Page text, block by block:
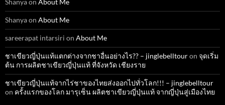
Shanyaon About Me
Shanyaon About Me
sareerapat intarsiri on About Me
ชาเขียวญี่ปุ่นแท้แตกต่างจากชาอื่นอย่างไร?? – jinglebelltouron จุดเริ่ม
ต้น การผลิตชาเขียวญี่ปุ่นแท้ ที่จังหวัด เชียงราย
ชาเขียวญี่ปุ่นแท้จากไร่ชาของไทยส่งออกไปทั่วโลก!!! – jinglebelltour
on ครั้งแรกของโลก มารุเซ็น ผลิตชาเขียวญี่ปุ่นแท้ จากญี่ปุ่นสู่เมืองไทย